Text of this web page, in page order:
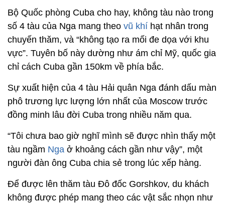
Bộ Quốc phòng Cuba cho hay, không tàu nào trong
số 4 tàu của Nga mang theo vũ khí hạt nhân trong
chuyến thăm, và “không tạo ra mối đe dọa với khu
vực”. Tuyên bố này dường như ám chỉ Mỹ, quốc gia
chỉ cách Cuba gần 150km về phía bắc.
Sự xuất hiện của 4 tàu Hải quân Nga đánh dấu màn
phô trương lực lượng lớn nhất của Moscow trước
đồng minh lâu đời Cuba trong nhiều năm qua.
“Tôi chưa bao giờ nghĩ mình sẽ được nhìn thấy một
tàu ngầm Nga ở khoảng cách gần như vậy”, một
người đàn ông Cuba chia sẻ trong lúc xếp hàng.
Để được lên thăm tàu Đô đốc Gorshkov, du khách
không được phép mang theo các vật sắc nhọn như